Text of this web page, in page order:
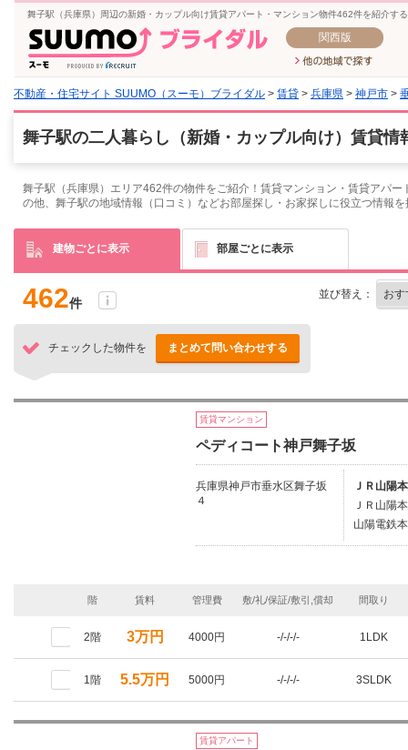
舞子駅（兵庫県）周辺の新婚・カップル向け賃貸アパート・マンション物件462件を紹介す
関西版
不動産・住宅サイト SUUMO（スーモ）ブライダル > 賃貸 > 兵庫県 > 神戸市 >
舞子駅の二人暮らし（新婚・カップル向け）賃貸情
舞子駅（兵庫県）エリア462件の物件をご紹介！賃貸マンション・賃貸アパ
の他、舞子駅の地域情報（口コミ）などお部屋探し・お家探しに役立つ情報
建物ごとに表示 部屋ごとに表示
462件
並び替え：
チェックした物件を まとめて問い合わせする
賃貸マンション
ペディコート神戸舞子坂
兵庫県神戸市垂水区舞子坂
４
ＪＲ山陽
ＪＲ山陽
山陽電鉄
階 賃料 管理費 敷/礼/保証/敷引,償却 間取り
2階 3万円 4000円 -/-/-/- 1LDK
1階 5.5万円 5000円 -/-/-/- 3SLDK
賃貸アパート